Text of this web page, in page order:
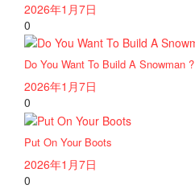
2026年1月7日
0
Do You Want To Build A Snowman ?
2026年1月7日
0
Put On Your Boots
2026年1月7日
0